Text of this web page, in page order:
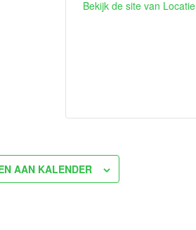
Bekijk de site van Locatie
AAN KALENDER